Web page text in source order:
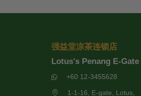
强益堂凉茶连锁店
Lotus's Penang E-Gate
+60 12-3455628
1-1-16, E-gate, Lotus,